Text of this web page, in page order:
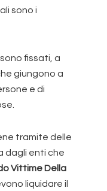
sono i
fissati, a
giungono a
e di
tramite delle
dagli enti che
Vittime Della
liquidare il